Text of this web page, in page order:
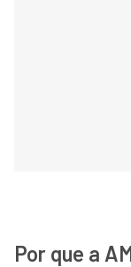
Por que a